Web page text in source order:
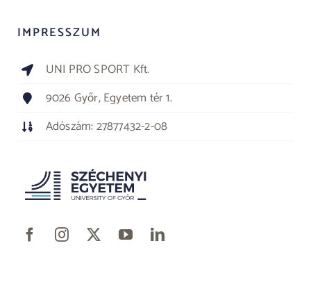
IMPRESSZUM
UNI PRO SPORT Kft.
9026 Győr, Egyetem tér 1.
Adószám: 27877432-2-08